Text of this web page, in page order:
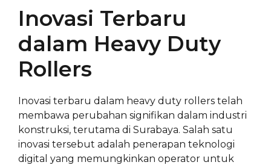
Inovasi Terbaru
dalam Heavy Duty
Rollers
Inovasi terbaru dalam heavy duty rollers telah
membawa perubahan signifikan dalam industri
konstruksi, terutama di Surabaya. Salah satu
inovasi tersebut adalah penerapan teknologi
digital yang memungkinkan operator untuk